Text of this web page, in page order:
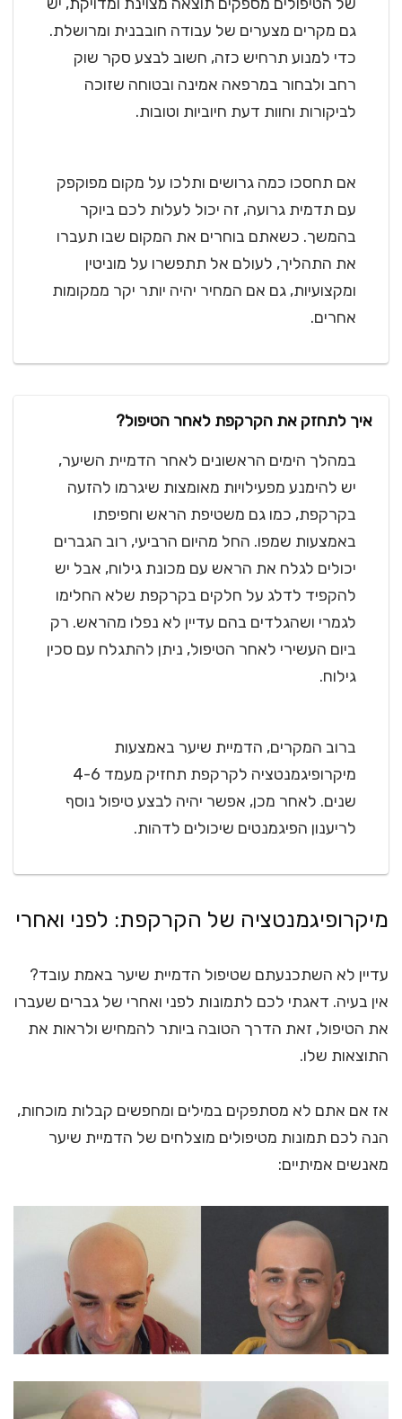
של הטיפולים מספקים תוצאה מצוינת ומדויקת, יש
גם מקרים מצערים של עבודה חובבנית ומרושלת.
כדי למנוע תרחיש כזה, חשוב לבצע סקר שוק
רחב ולבחור במרפאה אמינה ובטוחה שזוכה
לביקורות וחוות דעת חיוביות וטובות.
אם תחסכו כמה גרושים ותלכו על מקום מפוקפק
עם תדמית גרועה, זה יכול לעלות לכם ביוקר
בהמשך. כשאתם בוחרים את המקום שבו תעברו
את התהליך, לעולם אל תתפשרו על מוניטין
ומקצועיות, גם אם המחיר יהיה יותר יקר ממקומות
אחרים.
איך לתחזק את הקרקפת לאחר הטיפול?
במהלך הימים הראשונים לאחר הדמיית השיער,
יש להימנע מפעילויות מאומצות שיגרמו להזעה
בקרקפת, כמו גם משטיפת הראש וחפיפתו
באמצעות שמפו. החל מהיום הרביעי, רוב הגברים
יכולים לגלח את הראש עם מכונת גילוח, אבל יש
להקפיד לדלג על חלקים בקרקפת שלא החלימו
לגמרי ושהגלדים בהם עדיין לא נפלו מהראש. רק
ביום העשירי לאחר הטיפול, ניתן להתגלח עם סכין
גילוח.
ברוב המקרים, הדמיית שיער באמצעות
מיקרופיגמנטציה לקרקפת תחזיק מעמד 4-6
שנים. לאחר מכן, אפשר יהיה לבצע טיפול נוסף
לריענון הפיגמנטים שיכולים לדהות.
מיקרופיגמנטציה של הקרקפת: לפני ואחרי
עדיין לא השתכנעתם שטיפול הדמיית שיער באמת עובד?
אין בעיה. דאגתי לכם לתמונות לפני ואחרי של גברים שעברו
את הטיפול, זאת הדרך הטובה ביותר להמחיש ולראות את
התוצאות שלו.
אז אם אתם לא מסתפקים במילים ומחפשים קבלות מוכחות,
הנה לכם תמונות מטיפולים מוצלחים של הדמיית שיער
מאנשים אמיתיים: